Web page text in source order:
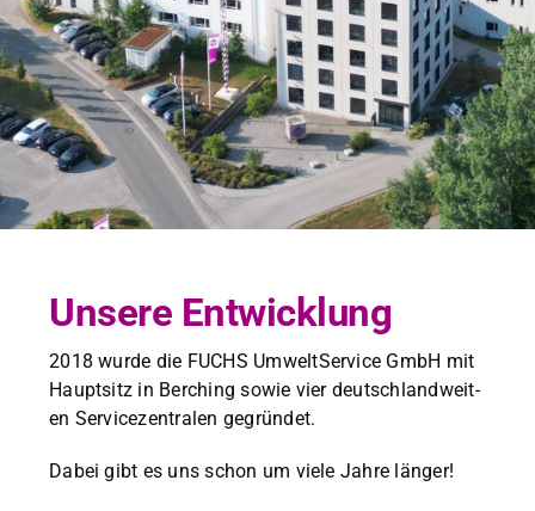
Unsere Entwicklung
2018 wurde die FUCHS Umwelt­Ser­vice GmbH mit
Haupt­sitz in Berch­ing sowie vier deutsch­landweit­
en Ser­vicezen­tralen gegrün­det.
Dabei gibt es uns schon um viele Jahre länger!